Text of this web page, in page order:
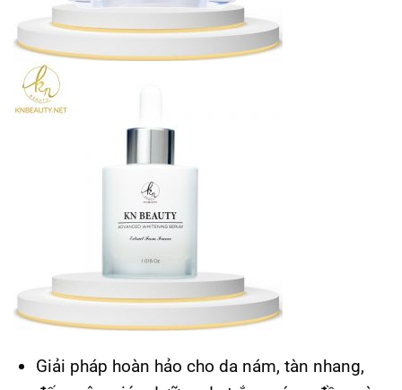
Giải pháp hoàn hảo cho da nám, tàn nhang,